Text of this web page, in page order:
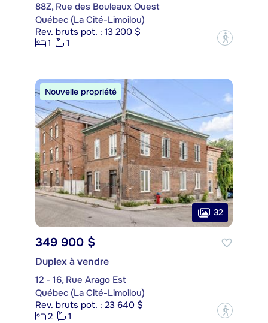
88Z, Rue des Bouleaux Ouest
Québec (La Cité-Limoilou)
Rev. bruts pot. : 13 200 $
1
1 ?
Nouvelle propriété
32
349 900 $
Duplex à vendre
12 - 16, Rue Arago Est
Québec (La Cité-Limoilou)
Rev. bruts pot. : 23 640 $
2
1 ?